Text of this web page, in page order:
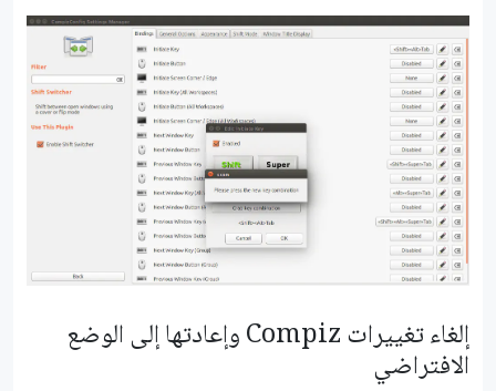
إلغاء تغييرات Compiz وإعادتها إلى الوضع
الافتراضي